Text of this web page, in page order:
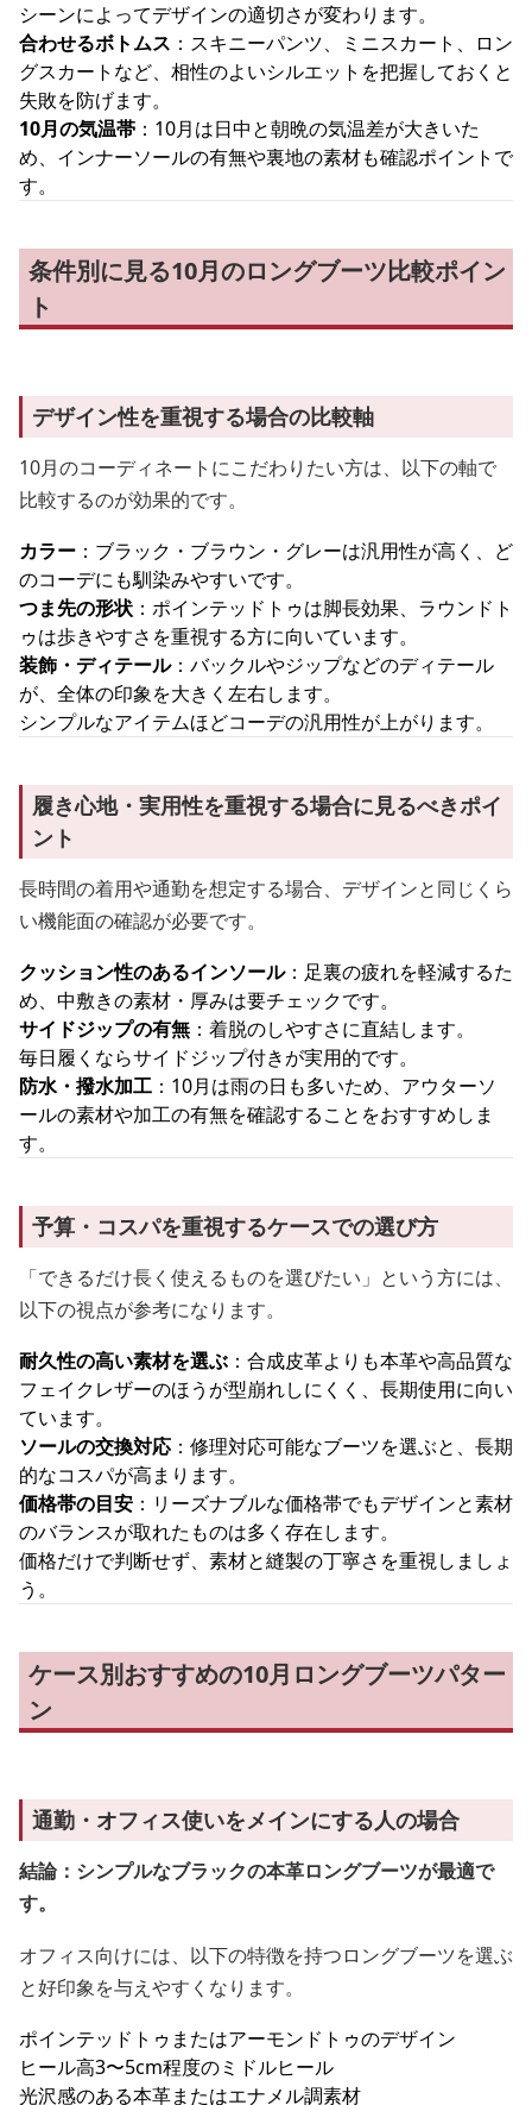
シーンによってデザインの適切さが変わります。
合わせるボトムス ：スキニーパンツ、ミニスカート、ロン
グスカートなど、相性のよいシルエットを把握しておくと
失敗を防げます。
10月の気温帯 ：10月は日中と朝晩の気温差が大きいた
め、インナーソールの有無や裏地の素材も確認ポイントで
す。
条件別に見る10月のロングブーツ比較ポイン
ト
デザイン性を重視する場合の比較軸
10月のコーディネートにこだわりたい方は、以下の軸で
比較するのが効果的です。
カラー ：ブラック・ブラウン・グレーは汎用性が高く、ど
のコーデにも馴染みやすいです。
つま先の形状 ：ポインテッドトゥは脚長効果、ラウンドト
ゥは歩きやすさを重視する方に向いています。
装飾・ディテール：バックルやジップなどのディテール
が、全体の印象を大きく左右します。
シンプルなアイテムほどコーデの汎用性が上がります。
履き心地・実用性を重視する場合に見るべきポイ
ント
長時間の着用や通勤を想定する場合、デザインと同じくら
い機能面の確認が必要です。
クッション性のあるインソール：足裏の疲れを軽減するた
め、中敷きの素材・厚みは要チェックです。
サイドジップの有無 ：着脱のしやすさに直結します。
毎日履くならサイドジップ付きが実用的です。
防水・撥水加工 ：10月は雨の日も多いため、アウターソ
ールの素材や加工の有無を確認することをおすすめしま
す。
予算・コスパを重視するケースでの選び方
「できるだけ長く使えるものを選びたい」という方には、
以下の視点が参考になります。
耐久性の高い素材を選ぶ ：合成皮革よりも本革や高品質な
フェイクレザーのほうが型崩れしにくく、長期使用に向い
ています。
ソールの交換対応 ：修理対応可能なブーツを選ぶと、長期
的なコスパが高まります。
価格帯の目安 ：リーズナブルな価格帯でもデザインと素材
のバランスが取れたものは多く存在します。
価格だけで判断せず、素材と縫製の丁寧さを重視しましょ
う。
ケース別おすすめの10月ロングブーツパター
ン
通勤・オフィス使いをメインにする人の場合
結論：シンプルなブラックの本革ロングブーツが最適で
す。
オフィス向けには、以下の特徴を持つロングブーツを選ぶ
と好印象を与えやすくなります。
ポインテッドトゥまたはアーモンドトゥのデザイン
ヒール高3〜5cm程度のミドルヒール
光沢感のある本革またはエナメル調素材